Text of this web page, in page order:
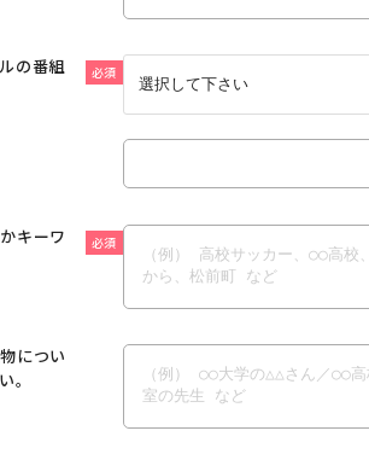
の番組
必須
キーワ
必須
につい
。